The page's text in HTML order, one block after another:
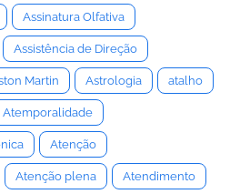
Assinatura Olfativa
Assistência de Direção
Martin Astrologia atalho
Atemporalidade
Atenção
Atenção plena Atendimento